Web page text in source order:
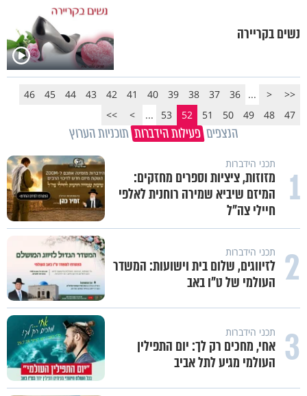
נשים בקריירה
<<
<
...
36
37
38
39
40
41
42
43
44
45
46
47
48
49
50
51
52
53
...
>
>>
הנצפים פעילות הידברות תוכניות הערוץ
1 תכני הידברות
מזוזות, ציציות וספרים מחזקים:
המיזם שיביא שמירה רוחנית לאלפי
חיילי צה"ל
2 תכני הידברות
לזיווגים, שלום בית וישועות: המשדר
העולמי של ט"ו באב
3 תכני הידברות
אחי, מחכים רק לך: יום התפילין
העולמי מגיע לתל אביב